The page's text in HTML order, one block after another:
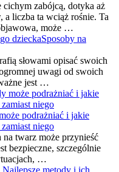
cichym zabójcą, dotyka aż
a liczba ta wciąż rośnie. Ta
może …
Sposoby na
słowami opisać swoich
uwagi od swoich
jest …
podrażniać i jakie
niego
twarz może przynieść
bezpieczne, szczególnie
…